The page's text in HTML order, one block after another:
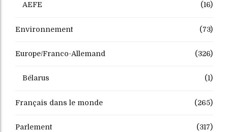
AEFE (16)
Environnement (73)
Europe/Franco-Allemand (326)
Bélarus (1)
Français dans le monde (265)
Parlement (317)